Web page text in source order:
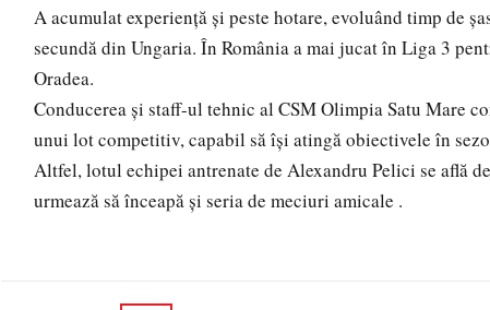
A acumulat experiență și peste hotare, evoluând timp de
secundă din Ungaria. În România a mai jucat în Liga 3
Oradea.
Conducerea și staff-ul tehnic al CSM Olimpia Satu Mare
unui lot competitiv, capabil să își atingă obiectivele în
Altfel, lotul echipei antrenate de Alexandru Pelici se află
urmează să înceapă și seria de meciuri amicale .